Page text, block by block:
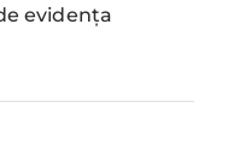
evidența